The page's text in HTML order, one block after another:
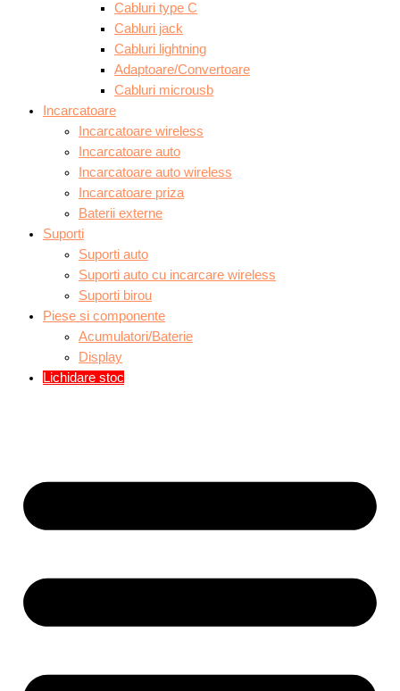
Cabluri type C
Cabluri jack
Cabluri lightning
Adaptoare/Convertoare
Cabluri microusb
Incarcatoare
Incarcatoare wireless
Incarcatoare auto
Incarcatoare auto wireless
Incarcatoare priza
Baterii externe
Suporti
Suporti auto
Suporti auto cu incarcare wireless
Suporti birou
Piese si componente
Acumulatori/Baterie
Display
Lichidare stoc